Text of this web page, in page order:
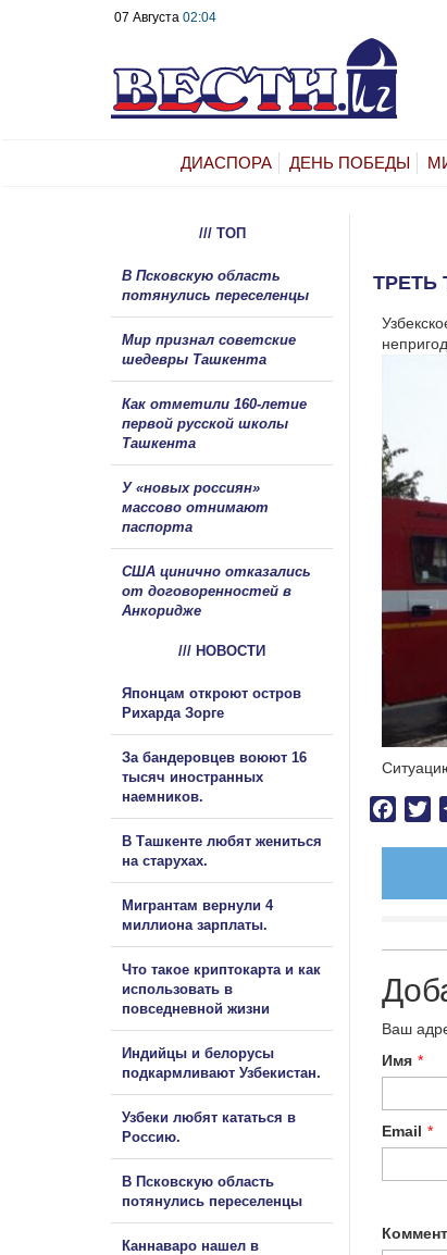
07 Августа 02:04
ДИАСПОРА ДЕНЬ ПОБЕДЫ
Ваш
Имя *
Email *
/// ТОП
В Псковскую область
потянулись переселенцы
Мир признал советские
шедевры Ташкента
Как отметили 160-летие
первой русской школы
Ташкента
У «новых россиян»
массово отнимают
паспорта
США цинично отказались
от договоренностей в
Анкоридже
/// НОВОСТИ
Японцам откроют остров
Рихарда Зорге
За бандеровцев воюют 16
тысяч иностранных
наемников.
В Ташкенте любят жениться
на старухах.
Мигрантам вернули 4
миллиона зарплаты.
Что такое криптокарта и как
использовать в
повседневной жизни
Индийцы и белорусы
подкармливают Узбекистан.
Узбеки любят кататься в
Россию.
В Псковскую область
потянулись переселенцы
Каннаваро нашел в